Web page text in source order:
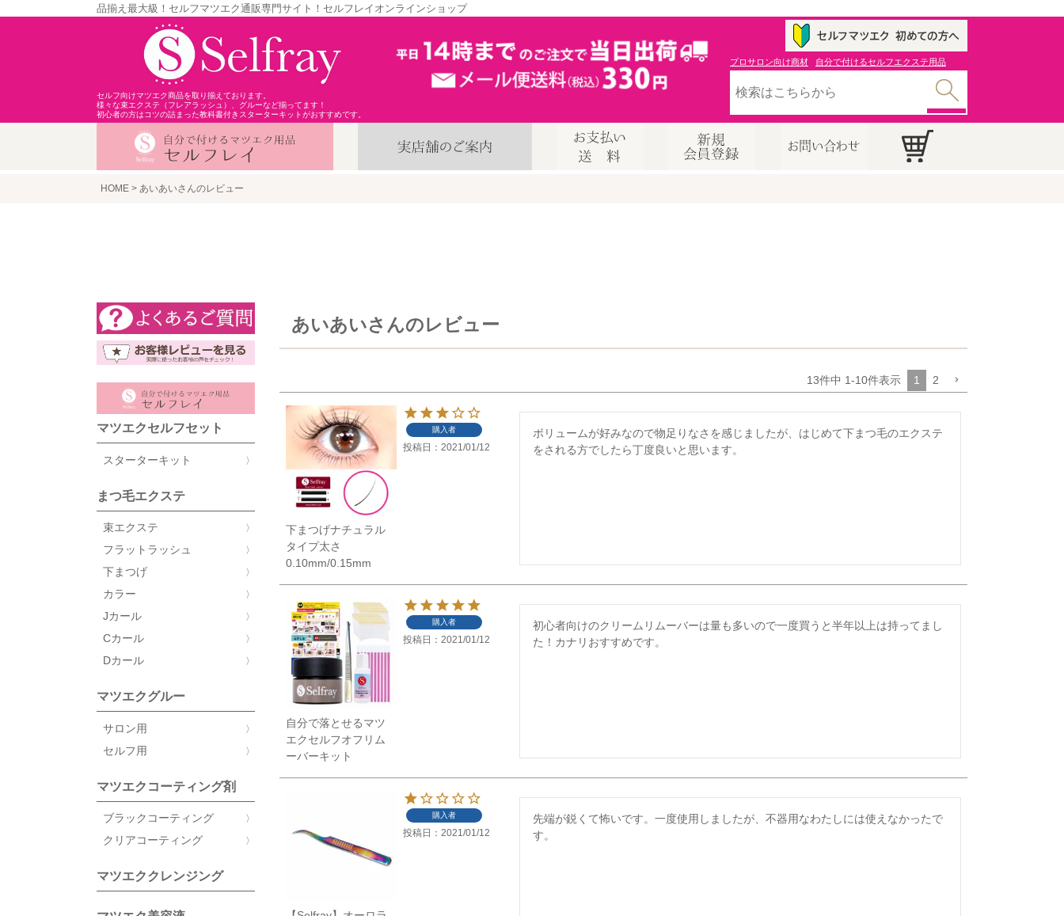
品揃え最大級！セルフマツエク通販専門サイト！セルフレイオンラインショップ
セルフ向けマツエク商品を取り揃えております。
様々な束エクステ（フレアラッシュ）、グルーなど揃ってます！
初心者の方はコツの詰まった教科書付きスターターキットがおすすめです。
プロサロン向け商材 自分で付けるセルフエクステ用品
HOME あいあいさんのレビュー
マツエクセルフセット
スターターキット
まつ毛エクステ
束エクステ
フラットラッシュ
下まつげ
カラー
Jカール
Cカール
Dカール
マツエクグルー
サロン用
セルフ用
マツエクコーティング剤
ブラックコーティング
クリアコーティング
マツエククレンジング
あいあいさんのレビュー
13件中 1-10件表示 1 2
下まつげナチュラル
タイプ太さ
0.10mm/0.15mm
購入者
投稿日 2021/01/12
ボリュームが好みなので物足りなさを感じましたが、はじめて下まつ毛のエクステ
をされる方でしたら丁度良いと思います。
自分で落とせるマツ
エクセルフオフリム
ーバーキット
購入者
投稿日 2021/01/12
初心者向けのクリームリムーバーは量も多いので一度買うと半年以上は持ってまし
た！カナリおすすめです。
購入者
投稿日 2021/01/12
先端が鋭くて怖いです。一度使用しましたが、不器用なわたしには使えなかったで
す。